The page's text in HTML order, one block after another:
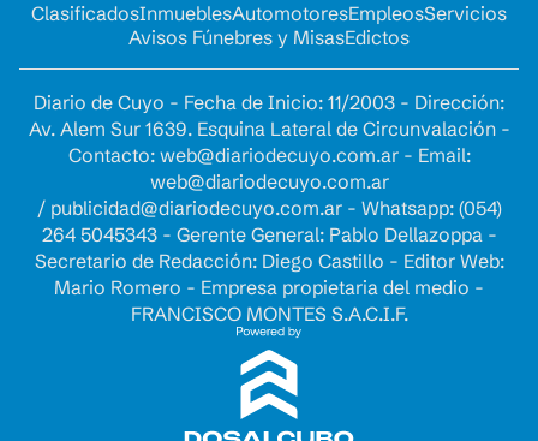
ClasificadosInmueblesAutomotoresEmpleosServicios
Avisos Fúnebres y MisasEdictos
Diario de Cuyo - Fecha de Inicio: 11/2003 - Dirección:
Av. Alem Sur 1639. Esquina Lateral de Circunvalación -
Contacto: web@diariodecuyo.com.ar- Email:
web@diariodecuyo.com.ar
/ publicidad@diariodecuyo.com.ar- Whatsapp: (054)
264 5045343 - Gerente General: Pablo Dellazoppa -
Secretario de Redacción: Diego Castillo - Editor Web:
Mario Romero - Empresa propietaria del medio -
FRANCISCO MONTES S.A.C.I.F.